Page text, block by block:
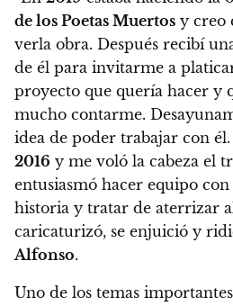
de los Poetas Muertos y creo
verla obra. Después recibí
de él para invitarme a
proyecto que quería hacer y
mucho contarme.
idea de poder trabajar con
2016 y me voló la cabeza el
entusiasmó hacer equipo
historia y tratar de aterrizar
caricaturizó, se enjuició y
Alfonso.
Uno de los temas